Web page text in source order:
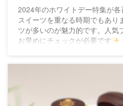
2024年のホワイトデー特集が
スイーツを重なる時期でもあり
ツが多いのが魅力的です。人
お早めにチェックが必要です